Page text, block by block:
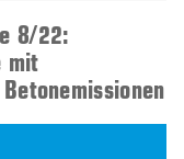
8/22:
mit